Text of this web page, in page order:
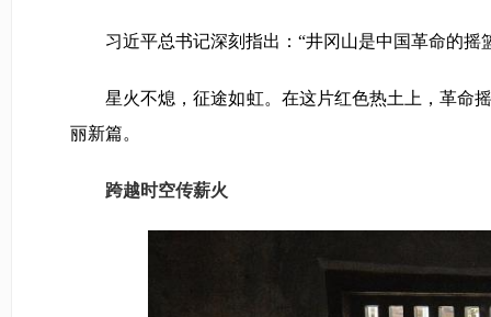
习近平总书记深刻指出：“井冈山是中国革命的摇
星火不熄，征途如虹。在这片红色热土上，革命摇
丽新篇。
跨越时空传薪火